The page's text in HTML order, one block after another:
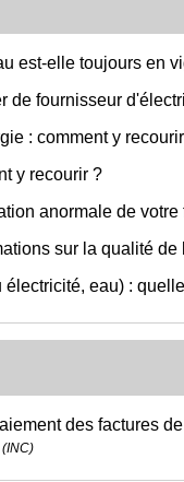
est-elle toujours en
de fournisseur
: comment y
y recourir ?
anormale de votre
sur la qualité de
électricité, eau) :
des factures